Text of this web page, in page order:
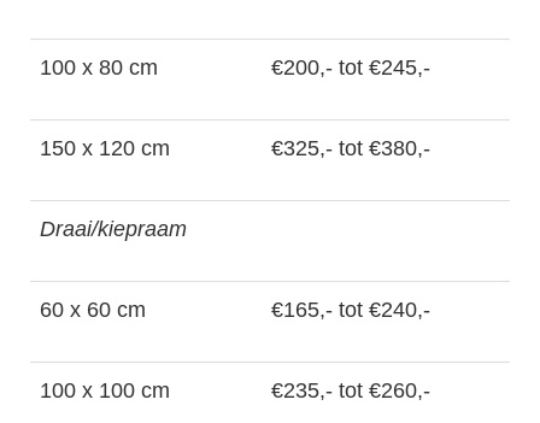
100 x 80 cm €200,- tot €245,-
150 x 120 cm €325,- tot €380,-
Draai/kiepraam
60 x 60 cm €165,- tot €240,-
100 x 100 cm €235,- tot €260,-